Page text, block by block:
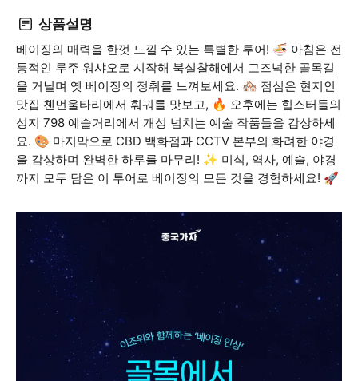
상품설명
베이징의 매력을 한껏 느낄 수 있는 특별한 투어! 🍜 아침은 전
통적인 루주 워샤오로 시작해 북실찰해에서 고즈넉한 골목길
을 거닐며 옛 베이징의 정취를 느껴보세요. 🏘️ 점심은 현지인
맛집 첸먼울타리에서 훠궈를 맛보고, 🔥 오후에는 힙스터들의
성지 798 예술거리에서 개성 넘치는 예술 작품들을 감상하세
요. 🎨 마지막으로 CBD 백화점과 CCTV 본부의 화려한 야경
을 감상하며 완벽한 하루를 마무리! ✨ 미식, 역사, 예술, 야경
까지 모두 담은 이 투어로 베이징의 모든 것을 경험하세요! 🚀